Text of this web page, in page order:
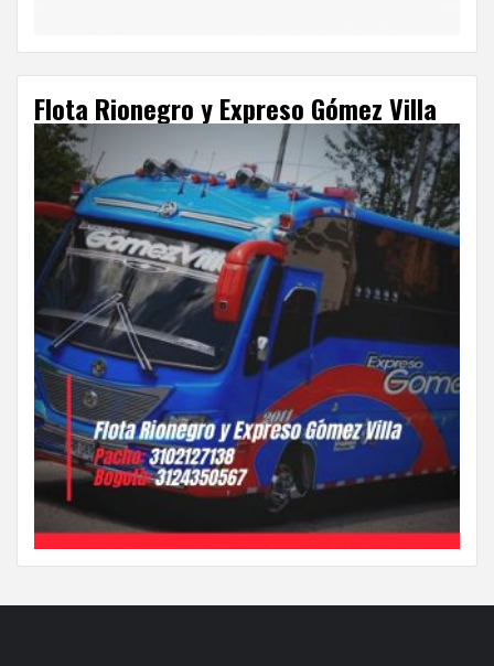
Flota Rionegro y Expreso Gómez Villa